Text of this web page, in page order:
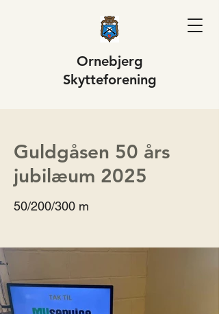
Ornebjerg
Skytteforening
Guldgåsen 50 års
jubilæum 2025
50/200/300 m